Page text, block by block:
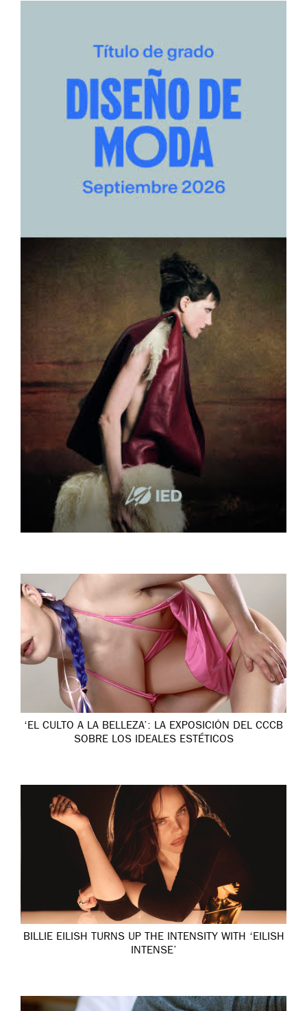
‘EL CULTO A LA BELLEZA’: LA EXPOSICIÓN DEL CCCB
SOBRE LOS IDEALES ESTÉTICOS
BILLIE EILISH TURNS UP THE INTENSITY WITH ‘EILISH
INTENSE’